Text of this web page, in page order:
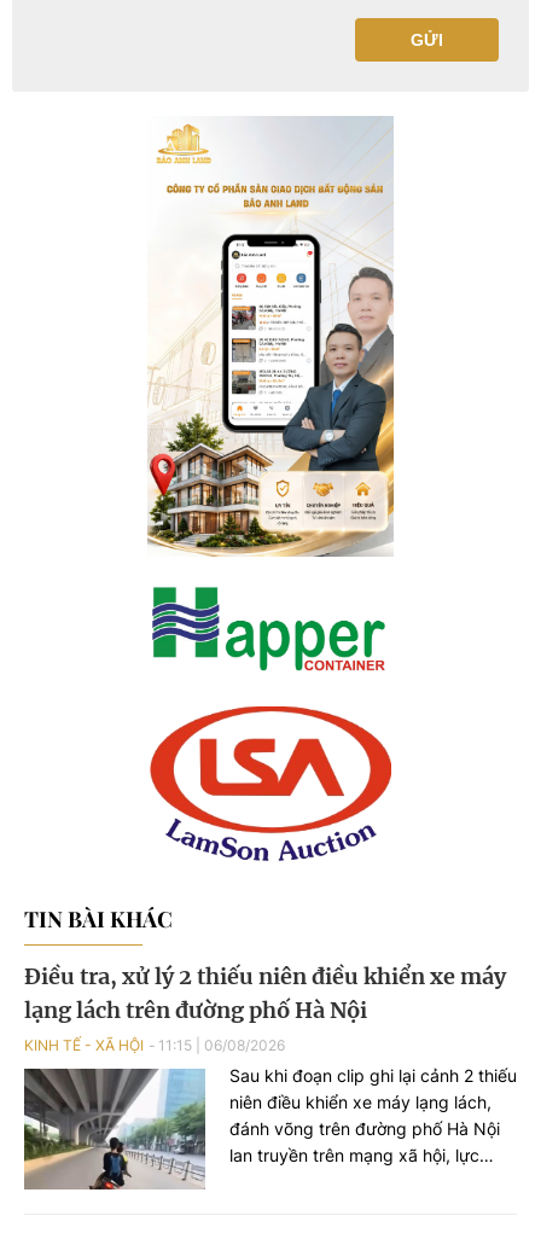
GỬI
TIN BÀI KHÁC
Điều tra, xử lý 2 thiếu niên điều khiển xe máy
lạng lách trên đường phố Hà Nội
KINH TẾ - XÃ HỘI 11:15 06/08/2026
Sau khi đoạn clip ghi lại cảnh 2 thiếu
niên điều khiển xe máy lạng lách,
đánh võng trên đường phố Hà Nội
lan truyền trên mạng xã hội, lực